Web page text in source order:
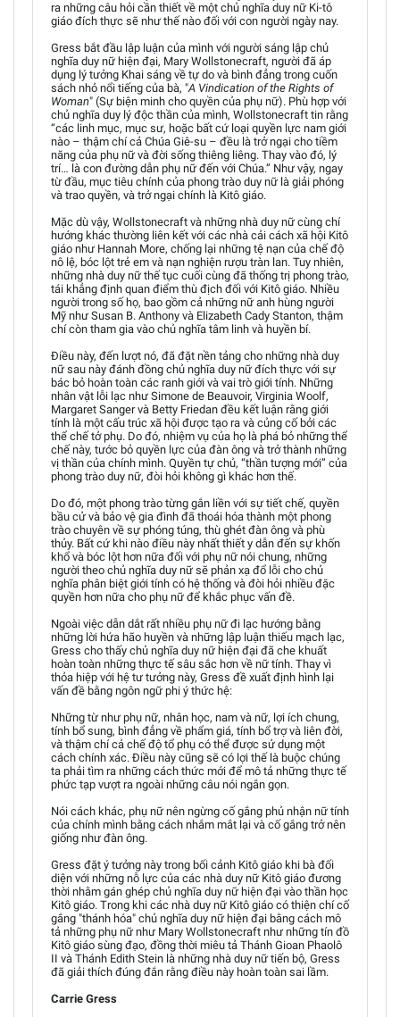
ra những câu hỏi cần thiết về một chủ nghĩa duy nữ Ki-tô
giáo đích thực sẽ như thế nào đối với con người ngày nay.
Gress bắt đầu lập luận của mình với người sáng lập chủ
nghĩa duy nữ hiện đại, Mary Wollstonecraft, người đã áp
dụng lý tưởng Khai sáng về tự do và bình đẳng trong cuốn
sách nhỏ nổi tiếng của bà, "A Vindication of the Rights of
Woman" (Sự biện minh cho quyền của phụ nữ). Phù hợp với
chủ nghĩa duy lý độc thần của mình, Wollstonecraft tin rằng
“các linh mục, mục sư, hoặc bất cứ loại quyền lực nam giới
nào – thậm chí cả Chúa Giê-su – đều là trở ngại cho tiềm
năng của phụ nữ và đời sống thiêng liêng. Thay vào đó, lý
trí… là con đường dẫn phụ nữ đến với Chúa.” Như vậy, ngay
từ đầu, mục tiêu chính của phong trào duy nữ là giải phóng
và trao quyền, và trở ngại chính là Kitô giáo.
Mặc dù vậy, Wollstonecraft và những nhà duy nữ cùng chí
hướng khác thường liên kết với các nhà cải cách xã hội Kitô
giáo như Hannah More, chống lại những tệ nạn của chế độ
nô lệ, bóc lột trẻ em và nạn nghiện rượu tràn lan. Tuy nhiên,
những nhà duy nữ thế tục cuối cùng đã thống trị phong trào,
tái khẳng định quan điểm thù địch đối với Kitô giáo. Nhiều
người trong số họ, bao gồm cả những nữ anh hùng người
Mỹ như Susan B. Anthony và Elizabeth Cady Stanton, thậm
chí còn tham gia vào chủ nghĩa tâm linh và huyền bí.
Điều này, đến lượt nó, đã đặt nền tảng cho những nhà duy
nữ sau này đánh đồng chủ nghĩa duy nữ đích thực với sự
bác bỏ hoàn toàn các ranh giới và vai trò giới tính. Những
nhân vật lỗi lạc như Simone de Beauvoir, Virginia Woolf,
Margaret Sanger và Betty Friedan đều kết luận rằng giới
tính là một cấu trúc xã hội được tạo ra và củng cố bởi các
thể chế tở phụ. Do đó, nhiệm vụ của họ là phá bỏ những thể
chế này, tước bỏ quyền lực của đàn ông và trở thành những
vị thần của chính mình. Quyền tự chủ, “thần tượng mới” của
phong trào duy nữ, đòi hỏi không gì khác hơn thế.
Do đó, một phong trào từng gắn liền với sự tiết chế, quyền
bầu cử và bảo vệ gia đình đã thoái hóa thành một phong
trào chuyên về sự phóng túng, thù ghét đàn ông và phù
thủy. Bất cứ khi nào điều này nhất thiết y dẫn đến sự khốn
khổ và bóc lột hơn nữa đối với phụ nữ nói chung, những
người theo chủ nghĩa duy nữ sẽ phản xạ đổ lỗi cho chủ
nghĩa phân biệt giới tính có hệ thống và đòi hỏi nhiều đặc
quyền hơn nữa cho phụ nữ để khắc phục vấn đề.
Ngoài việc dẫn dắt rất nhiều phụ nữ đi lạc hướng bằng
những lời hứa hão huyền và những lập luận thiếu mạch lạc,
Gress cho thấy chủ nghĩa duy nữ hiện đại đã che khuất
hoàn toàn những thực tế sâu sắc hơn về nữ tính. Thay vì
thỏa hiệp với hệ tư tưởng này, Gress đề xuất định hình lại
vấn đề bằng ngôn ngữ phi ý thức hệ:
Những từ như phụ nữ, nhân học, nam và nữ, lợi ích chung,
tính bổ sung, bình đẳng về phẩm giá, tính bổ trợ và liên đời,
và thậm chí cả chế độ tổ phụ có thể được sử dụng một
cách chính xác. Điều này cũng sẽ có lợi thế là buộc chúng
ta phải tìm ra những cách thức mới để mô tả những thực tế
phức tạp vượt ra ngoài những câu nói ngắn gọn.
Nói cách khác, phụ nữ nên ngừng cố gắng phủ nhận nữ tính
của chính mình bằng cách nhắm mắt lại và cố gắng trở nên
giống như đàn ông.
Gress đặt ý tưởng này trong bối cảnh Kitô giáo khi bà đối
diện với những nỗ lực của các nhà duy nữ Kitô giáo đương
thời nhằm gán ghép chủ nghĩa duy nữ hiện đại vào thần học
Kitô giáo. Trong khi các nhà duy nữ Kitô giáo có thiện chí cố
gắng "thánh hóa" chủ nghĩa duy nữ hiện đại bằng cách mô
tả những phụ nữ như Mary Wollstonecraft như những tín đồ
Kitô giáo sùng đạo, đồng thời miêu tả Thánh Gioan Phaolô
II và Thánh Edith Stein là những nhà duy nữ tiến bộ, Gress
đã giải thích đúng đắn rằng điều này hoàn toàn sai lầm.
Carrie Gress